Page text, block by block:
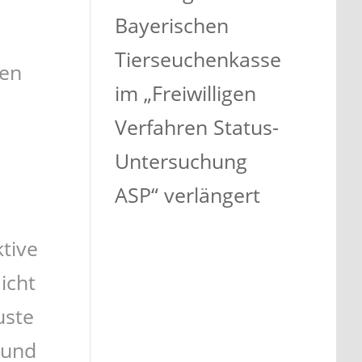
Bayerischen
Tierseuchenkasse
im „Freiwilligen
Verfahren Status-
Untersuchung
ASP“ verlängert